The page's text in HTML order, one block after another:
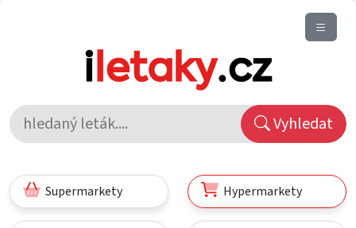
Vyhledat
Supermarkety Hypermarkety